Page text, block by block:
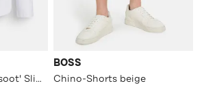
Casual-Hemd 'Mabsoot' Slim Fit
BOSS
Chino-Shorts beige